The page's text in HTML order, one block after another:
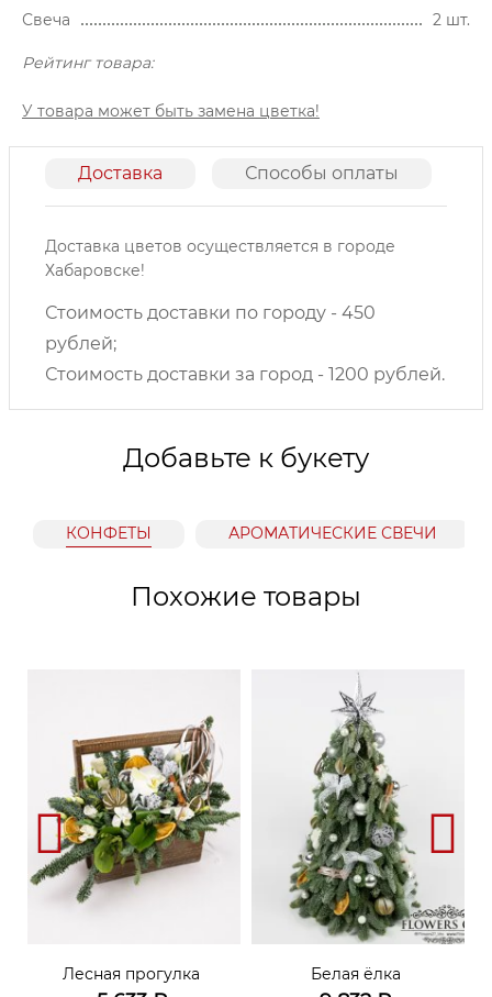
Свеча
2 шт.
Рейтинг товара:
У товара может быть замена цветка!
Доставка Способы оплаты
Доставка цветов осуществляется в городе
Хабаровске!
Стоимость доставки по городу - 450
рублей;
Стоимость доставки за город - 1200 рублей.
Добавьте к букету
КОНФЕТЫ АРОМАТИЧЕСКИЕ СВЕЧИ
Похожие товары
Лесная прогулка Белая ёлка